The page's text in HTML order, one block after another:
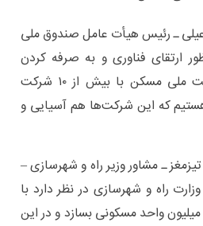
ـ رئیس هیأت عامل صندوق ملی
ارتقای فناوری و به صرفه‌ کردن
عملیات ساخت طرح نهضت ملی مسکن با بیش از ۱۰ شرکت
که این شرکت‌ها هم آسیایی و
ـ مشاور وزیر راه و شهرسازی –
راه و شهرسازی در نظر دارد با
واحد مسکونی بسازد و در این